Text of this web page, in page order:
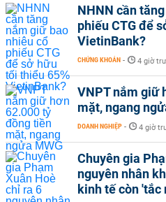
NHNN cần
phiếu CTG để
VietinBank?
CHỨNG KHOÁN - 4 giờ
VNPT nắm giữ
mặt, ngang
DOANH NGHIỆP - 4 giờ
Chuyên gia
nguyên nhân
kinh tế còn 'tắc